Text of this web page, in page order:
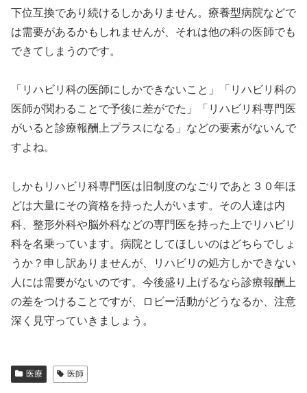
下位互換であり続けるしかありません。療養型病院などで
は需要があるかもしれませんが、それは他の科の医師でも
できてしまうのです。
「リハビリ科の医師にしかできないこと」「リハビリ科の
医師が関わることで予後に差がでた」「リハビリ科専門医
がいると診療報酬上プラスになる」などの要素がないんで
すよね。
しかもリハビリ科専門医は旧制度のなごりであと３０年ほ
どは大量にその資格を持った人がいます。その人達は内
科、整形外科や脳外科などの専門医を持った上でリハビリ
科を名乗っています。病院としてほしいのはどちらでしょ
うか？申し訳ありませんが、リハビリの処方しかできない
人には需要がないのです。今後盛り上げるなら診療報酬上
の差をつけることですが、ロビー活動がどうなるか、注意
深く見守っていきましょう。
医療 医師